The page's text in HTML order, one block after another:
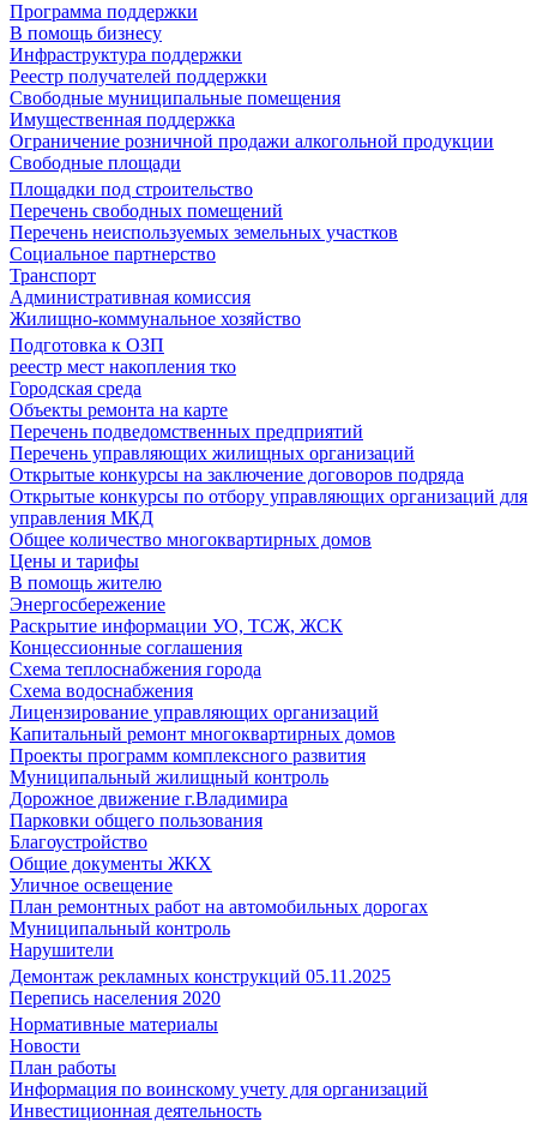
Программа поддержки
В помощь бизнесу
Инфраструктура поддержки
Реестр получателей поддержки
Свободные муниципальные помещения
Имущественная поддержка
Ограничение розничной продажи алкогольной продукции
Свободные площади
Площадки под строительство
Перечень свободных помещений
Перечень неиспользуемых земельных участков
Социальное партнерство
Транспорт
Административная комиссия
Жилищно-коммунальное хозяйство
Подготовка к ОЗП
реестр мест накопления тко
Городская среда
Объекты ремонта на карте
Перечень подведомственных предприятий
Перечень управляющих жилищных организаций
Открытые конкурсы на заключение договоров подряда
Открытые конкурсы по отбору управляющих организаций для
управления МКД
Общее количество многоквартирных домов
Цены и тарифы
В помощь жителю
Энергосбережение
Раскрытие информации УО, ТСЖ, ЖСК
Концессионные соглашения
Схема теплоснабжения города
Схема водоснабжения
Лицензирование управляющих организаций
Капитальный ремонт многоквартирных домов
Проекты программ комплексного развития
Муниципальный жилищный контроль
Дорожное движение г.Владимира
Парковки общего пользования
Благоустройство
Общие документы ЖКХ
Уличное освещение
План ремонтных работ на автомобильных дорогах
Муниципальный контроль
Нарушители
Демонтаж рекламных конструкций 05.11.2025
Перепись населения 2020
Нормативные материалы
Новости
План работы
Информация по воинскому учету для организаций
Инвестиционная деятельность